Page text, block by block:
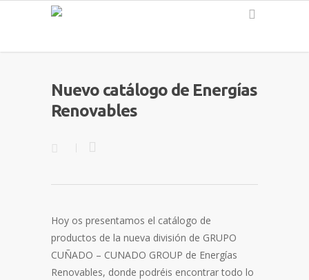
Nuevo catálogo de Energías
Renovables
Hoy os presentamos el catálogo de
productos de la nueva división de GRUPO
CUÑADO – CUNADO GROUP de Energías
Renovables, donde podréis encontrar todo lo